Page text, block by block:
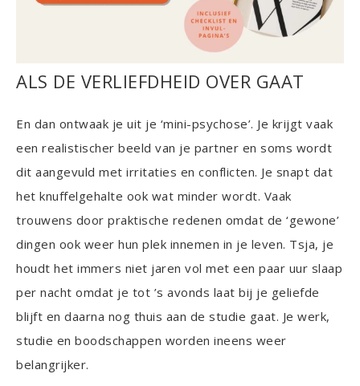
ALS DE VERLIEFDHEID OVER GAAT
En dan ontwaak je uit je ‘mini-psychose’. Je krijgt vaak
een realistischer beeld van je partner en soms wordt
dit aangevuld met irritaties en conflicten. Je snapt dat
het knuffelgehalte ook wat minder wordt. Vaak
trouwens door praktische redenen omdat de ‘gewone’
dingen ook weer hun plek innemen in je leven. Tsja, je
houdt het immers niet jaren vol met een paar uur slaap
per nacht omdat je tot ’s avonds laat bij je geliefde
blijft en daarna nog thuis aan de studie gaat. Je werk,
studie en boodschappen worden ineens weer
belangrijker.